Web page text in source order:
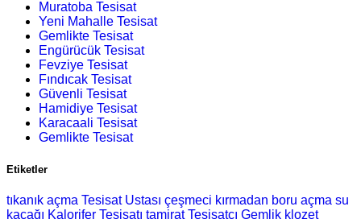
Muratoba Tesisat
Yeni Mahalle Tesisat
Gemlikte Tesisat
Engürücük Tesisat
Fevziye Tesisat
Fındıcak Tesisat
Güvenli Tesisat
Hamidiye Tesisat
Karacaali Tesisat
Gemlikte Tesisat
Etiketler
tıkanık açma Tesisat Ustası çeşmeci kırmadan boru açma su
kaçağı Kalorifer Tesisatı tamirat Tesisatçı Gemlik klozet